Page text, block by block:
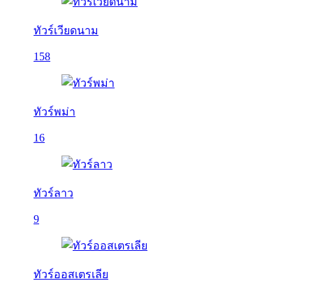
ทัวร์เวียดนาม
158
ทัวร์พม่า
16
ทัวร์ลาว
9
ทัวร์ออสเตรเลีย